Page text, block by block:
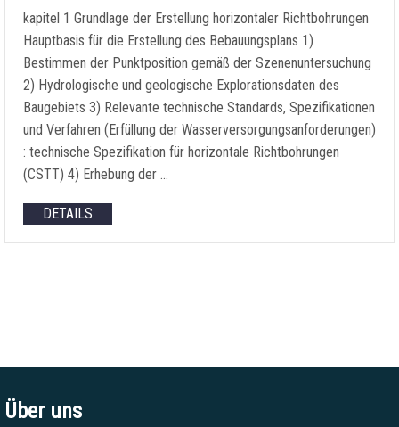
kapitel 1 Grundlage der Erstellung horizontaler Richtbohrungen
Hauptbasis für die Erstellung des Bebauungsplans 1)
Bestimmen der Punktposition gemäß der Szenenuntersuchung
2) Hydrologische und geologische Explorationsdaten des
Baugebiets 3) Relevante technische Standards, Spezifikationen
und Verfahren (Erfüllung der Wasserversorgungsanforderungen)
: technische Spezifikation für horizontale Richtbohrungen
(CSTT) 4) Erhebung der …
DETAILS
Über uns